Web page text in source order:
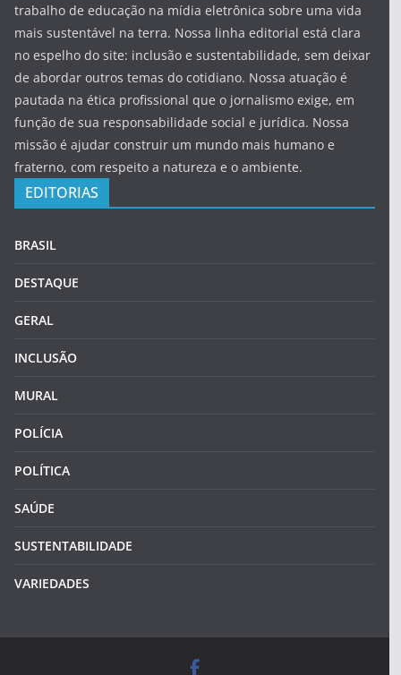
trabalho de educação na mídia eletrônica sobre uma vida
mais sustentável na terra. Nossa linha editorial está clara
no espelho do site: inclusão e sustentabilidade, sem deixar
de abordar outros temas do cotidiano. Nossa atuação é
pautada na ética profissional que o jornalismo exige, em
função de sua responsabilidade social e jurídica. Nossa
missão é ajudar construir um mundo mais humano e
fraterno, com respeito a natureza e o ambiente.
EDITORIAS
BRASIL
DESTAQUE
GERAL
INCLUSÃO
MURAL
POLÍCIA
POLÍTICA
SAÚDE
SUSTENTABILIDADE
VARIEDADES